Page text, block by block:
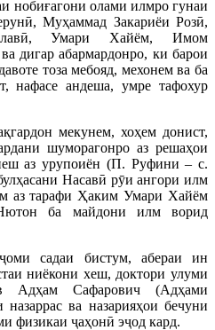
нобиғагони олами илмро гунаи
Муҳаммад Закариёи Розӣ,
Умари Хайём, Имом
дигар абармардонро, ки барои
тоза мебояд, мехонем ва ба
нафасе андеша, умре тафохур
мекунем, хоҳем донист,
шуморагонро аз решаҳои
аз урупоиён (П. Руфини – с.
Насавӣ рӯи ангори илм
аз тарафи Ҳаким Умари Хайём
ба майдони илм ворид
садаи бистум, абераи ин
ниёкони хеш, доктори улуми
Адҳам Сафарович (Адҳами
назаррас ва назарияҳои бечуни
физикаи ҷаҳонӣ эҷод кард.